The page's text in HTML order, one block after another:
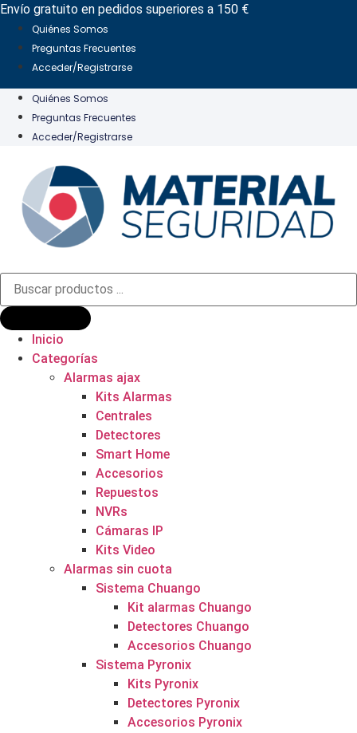
Ir
contenido
Envío gratuito en pedidos superiores a 150 €
Quiénes Somos
Preguntas Frecuentes
Acceder/Registrarse
Quiénes Somos
Preguntas Frecuentes
Acceder/Registrarse
Búsqueda
productos
Inicio
Categorías
Alarmas ajax
Kits Alarmas
Centrales
Detectores
Smart Home
Accesorios
Repuestos
NVRs
Cámaras IP
Kits Video
Alarmas sin cuota
Sistema Chuango
Kit alarmas Chuango
Detectores Chuango
Accesorios Chuango
Sistema Pyronix
Kits Pyronix
Detectores Pyronix
Accesorios Pyronix